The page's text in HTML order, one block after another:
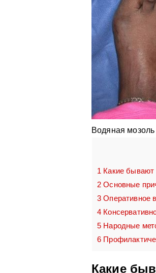
Водяная мозоль
1 Какие бывают
2 Основные
3 Оперативное
4
5 Народные
6
Какие